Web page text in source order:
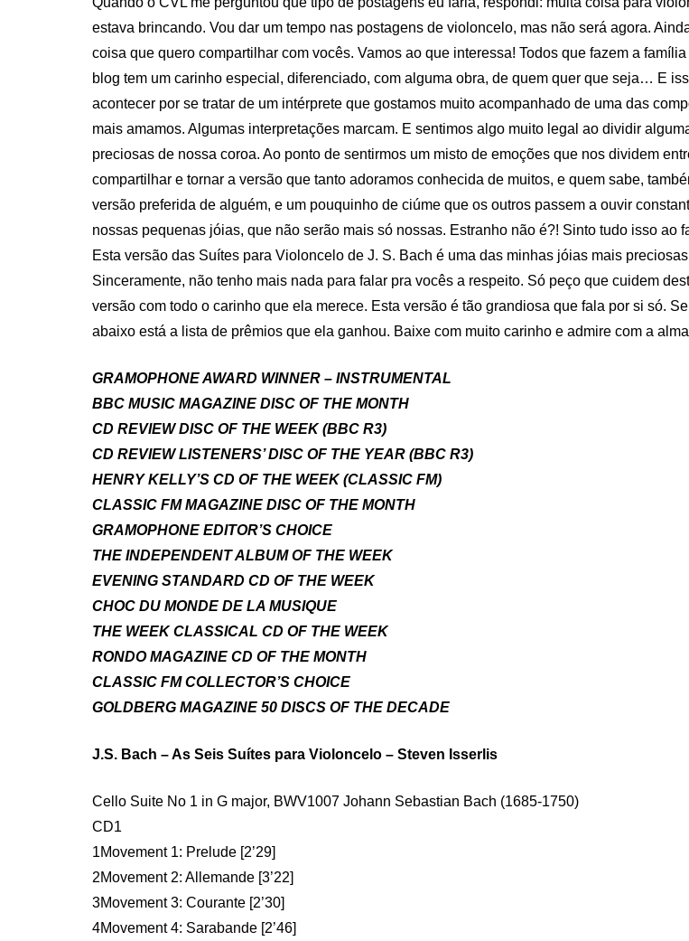
estava brincando. Vou dar um tempo nas postagens de violoncelo, mas não será agora.
coisa que quero compartilhar com vocês. Vamos ao que interessa! Todos que fazem a
blog tem um carinho especial, diferenciado, com alguma obra, de quem quer que seja… E
acontecer por se tratar de um intérprete que gostamos muito acompanhado de uma das
mais amamos. Algumas interpretações marcam. E sentimos algo muito legal ao dividir
preciosas de nossa coroa. Ao ponto de sentirmos um misto de emoções que nos dividem
compartilhar e tornar a versão que tanto adoramos conhecida de muitos, e quem sabe,
versão preferida de alguém, e um pouquinho de ciúme que os outros passem a ouvir
nossas pequenas jóias, que não serão mais só nossas. Estranho não é?! Sinto tudo isso ao
Esta versão das Suítes para Violoncelo de J. S. Bach é uma das minhas jóias mais
Sinceramente, não tenho mais nada para falar pra vocês a respeito. Só peço que cuidem
versão com todo o carinho que ela merece. Esta versão é tão grandiosa que fala por si só.
abaixo está a lista de prêmios que ela ganhou. Baixe com muito carinho e admire com a
GRAMOPHONE AWARD WINNER – INSTRUMENTAL
BBC MUSIC MAGAZINE DISC OF THE MONTH
CD REVIEW DISC OF THE WEEK (BBC R3)
CD REVIEW LISTENERS’ DISC OF THE YEAR (BBC R3)
HENRY KELLY’S CD OF THE WEEK (CLASSIC FM)
CLASSIC FM MAGAZINE DISC OF THE MONTH
GRAMOPHONE EDITOR’S CHOICE
THE INDEPENDENT ALBUM OF THE WEEK
EVENING STANDARD CD OF THE WEEK
CHOC DU MONDE DE LA MUSIQUE
THE WEEK CLASSICAL CD OF THE WEEK
RONDO MAGAZINE CD OF THE MONTH
CLASSIC FM COLLECTOR’S CHOICE
GOLDBERG MAGAZINE 50 DISCS OF THE DECADE
J.S. Bach – As Seis Suítes para Violoncelo – Steven Isserlis
Cello Suite No 1 in G major, BWV1007 Johann Sebastian Bach (1685-1750)
CD1
1Movement 1: Prelude [2’29]
2Movement 2: Allemande [3’22]
3Movement 3: Courante [2’30]
4Movement 4: Sarabande [2’46]